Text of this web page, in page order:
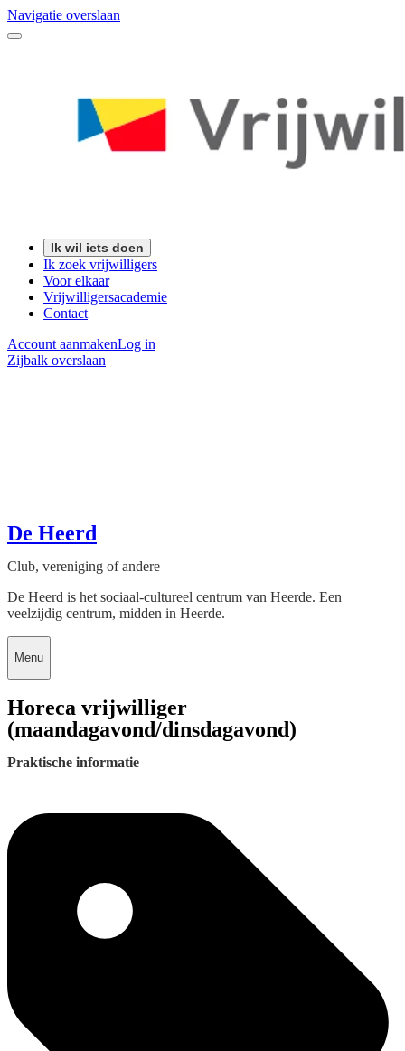
Navigatie overslaan
Ik wil iets doen
Ik zoek vrijwilligers
Voor elkaar
Vrijwilligersacademie
Contact
Account aanmakenLog in
Zijbalk overslaan
De Heerd
Club, vereniging of andere
De Heerd is het sociaal-cultureel centrum van Heerde. Een
veelzijdig centrum, midden in Heerde.
Menu
Horeca vrijwilliger
(maandagavond/dinsdagavond)
Praktische informatie